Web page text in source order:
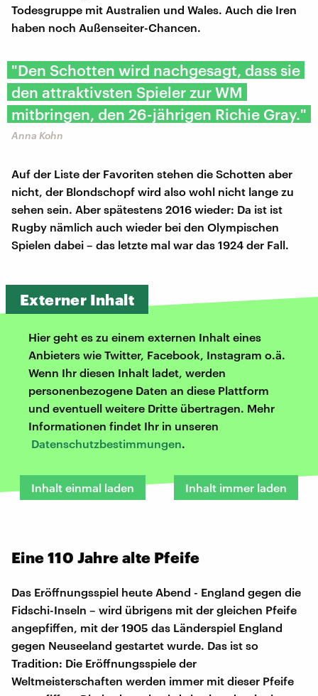
Todesgruppe mit Australien und Wales. Auch die Iren
haben noch Außenseiter-Chancen.
"Den Schotten wird nachgesagt, dass sie
den attraktivsten Spieler zur WM
mitbringen, den 26-jährigen Richie Gray."
Anna Kohn
Auf der Liste der Favoriten stehen die Schotten aber
nicht, der Blondschopf wird also wohl nicht lange zu
sehen sein. Aber spätestens 2016 wieder: Da ist ist
Rugby nämlich auch wieder bei den Olympischen
Spielen dabei – das letzte mal war das 1924 der Fall.
Externer Inhalt
Hier geht es zu einem externen Inhalt eines
Anbieters wie Twitter, Facebook, Instagram o.ä.
Wenn Ihr diesen Inhalt ladet, werden
personenbezogene Daten an diese Plattform
und eventuell weitere Dritte übertragen. Mehr
Informationen findet Ihr in unseren
Datenschutzbestimmungen.
Inhalt einmal laden Inhalt immer laden
Eine 110 Jahre alte Pfeife
Das Eröffnungsspiel heute Abend - England gegen die
Fidschi-Inseln – wird übrigens mit der gleichen Pfeife
angepfiffen, mit der 1905 das Länderspiel England
gegen Neuseeland gestartet wurde. Das ist so
Tradition: Die Eröffnungsspiele der
Weltmeisterschaften werden immer mit dieser Pfeife